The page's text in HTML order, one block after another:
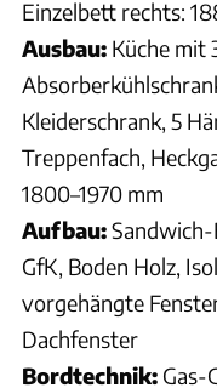
Einzelbett rechts:
Ausbau: Küche mit
Kleiderschrank, 5
Treppenfach,
1800–1970 mm
Aufbau:Sandwich-
GfK, Boden Holz,
vorgehängte
Dachfenster
Bordtechnik: Gas-